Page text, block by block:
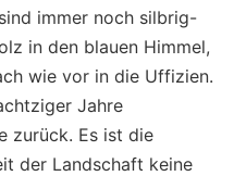
immer noch silbrig-
in den blauen Himmel,
wie vor in die Uffizien.
Jahre
zurück. Es ist die
der Landschaft keine